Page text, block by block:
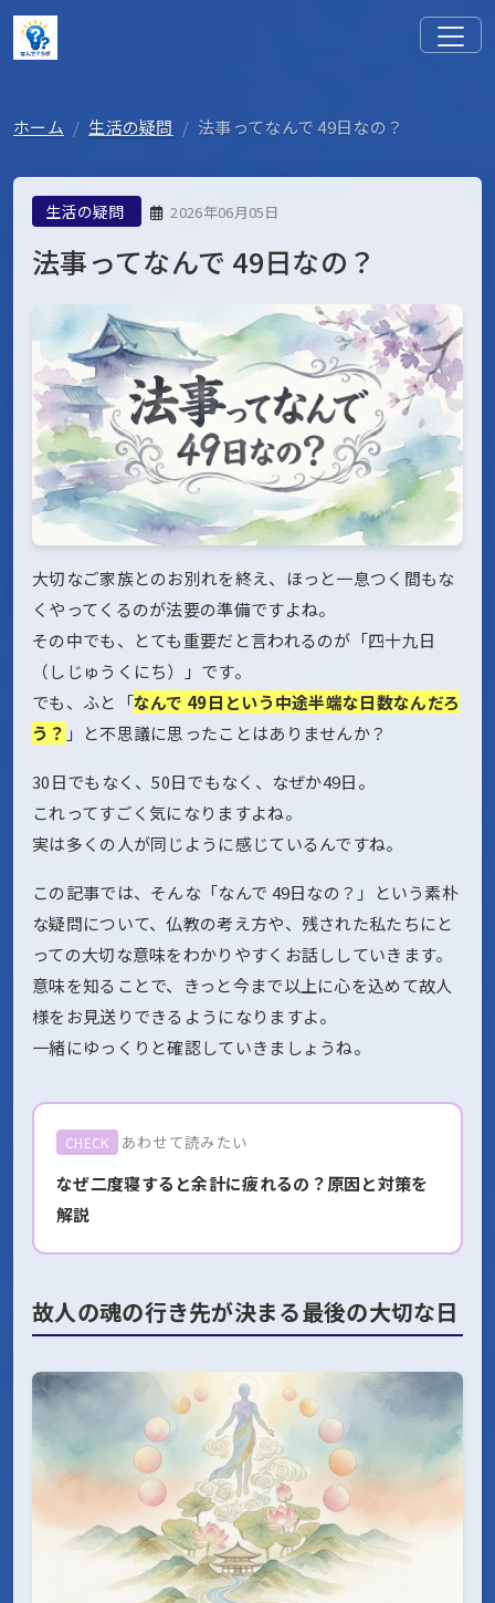
ホーム 生活の疑問 法事ってなんで 49日なの？
生活の疑問 2026年06月05日
法事ってなんで 49日なの？
大切なご家族とのお別れを終え、ほっと一息つく間もな
くやってくるのが法要の準備ですよね。
その中でも、とても重要だと言われるのが「四十九日
（しじゅうくにち）」です。
でも、ふと「なんで 49日という中途半端な日数なんだろ
う？ 」と不思議に思ったことはありませんか？
30日でもなく、50日でもなく、なぜか49日。
これってすごく気になりますよね。
実は多くの人が同じように感じているんですね。
この記事では、そんな「なんで 49日なの？」という素朴
な疑問について、仏教の考え方や、残された私たちにと
っての大切な意味をわかりやすくお話ししていきます。
意味を知ることで、きっと今まで以上に心を込めて故人
様をお見送りできるようになりますよ。
一緒にゆっくりと確認していきましょうね。
CHECK あわせて読みたい
なぜ二度寝すると余計に疲れるの？原因と対策を
解説
故人の魂の行き先が決まる最後の大切な日